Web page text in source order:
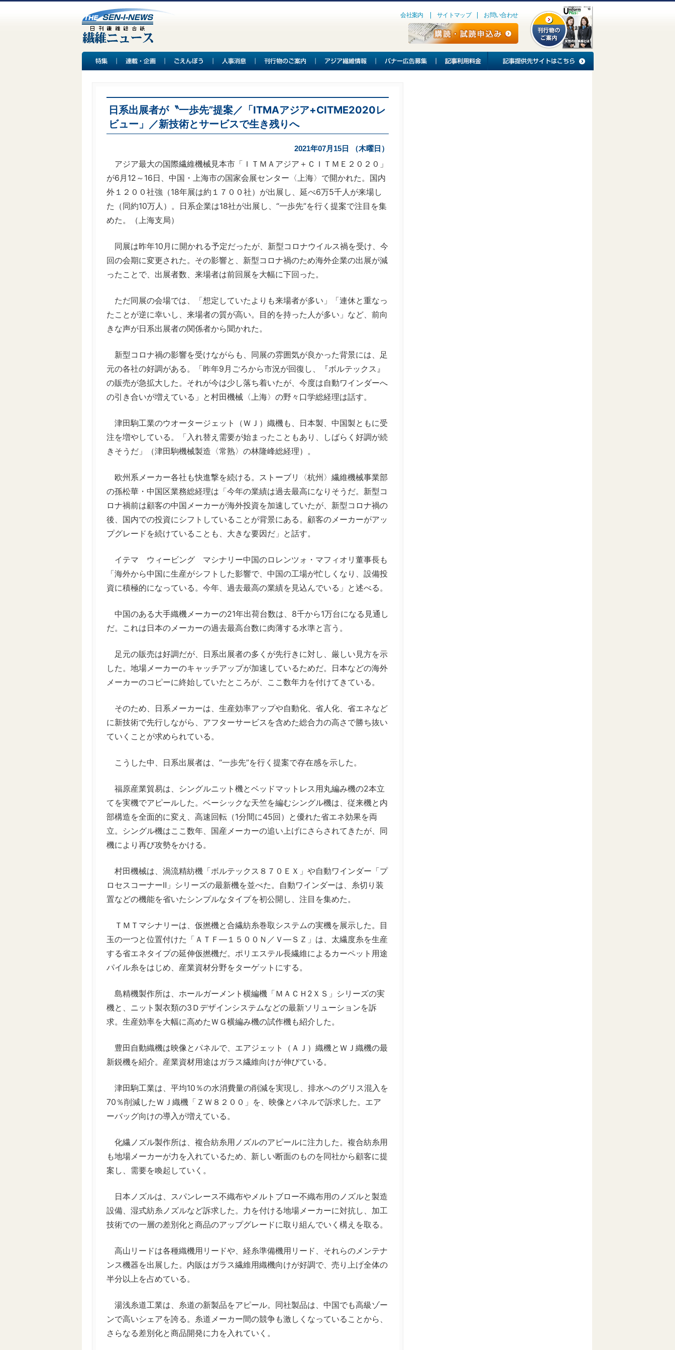
会社案内 サイトマップ お問い合わせ
日系出展者が〝一歩先”提案／「ITMAアジア+CITME2020レ
ビュー」／新技術とサービスで生き残りへ
2021年07月15日 （木曜日）
アジア最大の国際繊維機械見本市「ＩＴＭＡアジア＋ＣＩＴＭＥ２０２０」
が6月12～16日、中国・上海市の国家会展センター〈上海〉で開かれた。国内
外１２００社強（18年展は約１７００社）が出展し、延べ6万5千人が来場し
た（同約10万人）。日系企業は18社が出展し、“一歩先”を行く提案で注目を集
めた。（上海支局）
同展は昨年10月に開かれる予定だったが、新型コロナウイルス禍を受け、今
回の会期に変更された。その影響と、新型コロナ禍のため海外企業の出展が減
ったことで、出展者数、来場者は前回展を大幅に下回った。
ただ同展の会場では、「想定していたよりも来場者が多い」「連休と重なっ
たことが逆に幸いし、来場者の質が高い。目的を持った人が多い」など、前向
きな声が日系出展者の関係者から聞かれた。
新型コロナ禍の影響を受けながらも、同展の雰囲気が良かった背景には、足
元の各社の好調がある。「昨年9月ごろから市況が回復し、『ボルテックス』
の販売が急拡大した。それが今は少し落ち着いたが、今度は自動ワインダーへ
の引き合いが増えている」と村田機械〈上海〉の野々口学総経理は話す。
津田駒工業のウオータージェット（ＷＪ）織機も、日本製、中国製ともに受
注を増やしている。「入れ替え需要が始まったこともあり、しばらく好調が続
きそうだ」（津田駒機械製造〈常熟〉の林隆峰総経理）。
欧州系メーカー各社も快進撃を続ける。ストーブリ〈杭州〉繊維機械事業部
の孫松華・中国区業務総経理は「今年の業績は過去最高になりそうだ。新型コ
ロナ禍前は顧客の中国メーカーが海外投資を加速していたが、新型コロナ禍の
後、国内での投資にシフトしていることが背景にある。顧客のメーカーがアッ
プグレードを続けていることも、大きな要因だ」と話す。
イテマ ウィービング マシナリー中国のロレンツォ・マフィオリ董事長も
「海外から中国に生産がシフトした影響で、中国の工場が忙しくなり、設備投
資に積極的になっている。今年、過去最高の業績を見込んでいる」と述べる。
中国のある大手織機メーカーの21年出荷台数は、8千から1万台になる見通し
だ。これは日本のメーカーの過去最高台数に肉薄する水準と言う。
足元の販売は好調だが、日系出展者の多くが先行きに対し、厳しい見方を示
した。地場メーカーのキャッチアップが加速しているためだ。日本などの海外
メーカーのコピーに終始していたところが、ここ数年力を付けてきている。
そのため、日系メーカーは、生産効率アップや自動化、省人化、省エネなど
に新技術で先行しながら、アフターサービスを含めた総合力の高さで勝ち抜い
ていくことが求められている。
こうした中、日系出展者は、“一歩先”を行く提案で存在感を示した。
福原産業貿易は、シングルニット機とベッドマットレス用丸編み機の2本立
てを実機でアピールした。ベーシックな天竺を編むシングル機は、従来機と内
部構造を全面的に変え、高速回転（1分間に45回）と優れた省エネ効果を両
立。シングル機はここ数年、国産メーカーの追い上げにさらされてきたが、同
機により再び攻勢をかける。
村田機械は、渦流精紡機「ボルテックス８７０ＥＸ」や自動ワインダー「プ
ロセスコーナーⅡ」シリーズの最新機を並べた。自動ワインダーは、糸切り装
置などの機能を省いたシンプルなタイプを初公開し、注目を集めた。
ＴＭＴマシナリーは、仮撚機と合繊紡糸巻取システムの実機を展示した。目
玉の一つと位置付けた「ＡＴＦ―１５００Ｎ／Ｖ―ＳＺ」は、太繊度糸を生産
する省エネタイプの延伸仮撚機だ。ポリエステル長繊維によるカーペット用途
パイル糸をはじめ、産業資材分野をターゲットにする。
島精機製作所は、ホールガーメント横編機「ＭＡＣＨ2ＸＳ」シリーズの実
機と、ニット製衣類の3Ｄデザインシステムなどの最新ソリューションを訴
求。生産効率を大幅に高めたＷＧ横編み機の試作機も紹介した。
豊田自動織機は映像とパネルで、エアジェット（ＡＪ）織機とＷＪ織機の最
新鋭機を紹介。産業資材用途はガラス繊維向けが伸びている。
津田駒工業は、平均10％の水消費量の削減を実現し、排水へのグリス混入を
70％削減したＷＪ織機「ＺＷ８２００」を、映像とパネルで訴求した。エア
ーバッグ向けの導入が増えている。
化繊ノズル製作所は、複合紡糸用ノズルのアピールに注力した。複合紡糸用
も地場メーカーが力を入れているため、新しい断面のものを同社から顧客に提
案し、需要を喚起していく。
日本ノズルは、スパンレース不織布やメルトブロー不織布用のノズルと製造
設備、湿式紡糸ノズルなど訴求した。力を付ける地場メーカーに対抗し、加工
技術での一層の差別化と商品のアップグレードに取り組んでいく構えを取る。
高山リードは各種織機用リードや、経糸準備機用リード、それらのメンテナ
ンス機器を出展した。内販はガラス繊維用織機向けが好調で、売り上げ全体の
半分以上を占めている。
湯浅糸道工業は、糸道の新製品をアピール。同社製品は、中国でも高級ゾー
ンで高いシェアを誇る。糸道メーカー間の競争も激しくなっていることから、
さらなる差別化と商品開発に力を入れていく。